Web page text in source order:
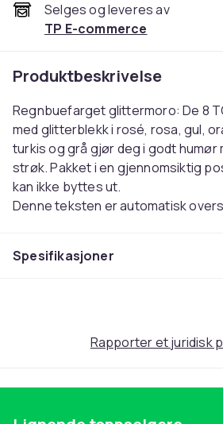
Selges og leveres av
TP E-commerce
Produktbeskrivelse
Regnbuefarget glittermoro: De 8
med glitterblekk i rosé, rosa, gul,
turkis og grå gjør deg i godt
strøk. Pakket i en gjennomsiktig
kan ikke byttes ut.
Denne teksten er automatisk
Farge
Produktsikkerhetsinformasjon
Spesifikasjoner
Rapporter et juridisk